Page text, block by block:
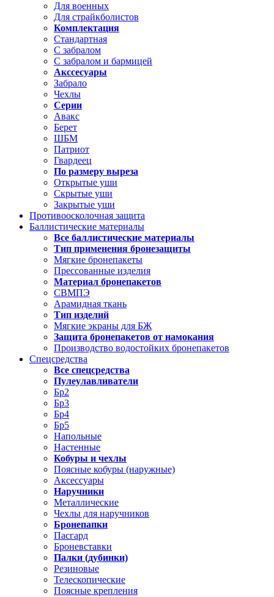
Для военных
Для страйкболистов
Комплектация
Стандартная
С забралом
С забралом и бармицей
Акссесуары
Забрало
Чехлы
Серии
Авакс
Берет
ШБМ
Патриот
Гвардеец
По размеру выреза
Открытые уши
Скрытые уши
Закрытые уши
Противоосколочная защита
Баллистические материалы
Все баллистические материалы
Тип применения бронезащиты
Мягкие бронепакеты
Прессованные изделия
Материал бронепакетов
СВМПЭ
Арамидная ткань
Тип изделий
Мягкие экраны для БЖ
Защита бронепакетов от намокания
Производство водостойких бронепакетов
Спецсредства
Все спецсредства
Пулеулавливатели
Бр2
Бр3
Бр4
Бр5
Напольные
Настенные
Кобуры и чехлы
Поясные кобуры (наружные)
Аксессуары
Наручники
Металлические
Чехлы для наручников
Бронепапки
Пасгард
Броневставки
Палки (дубинки)
Резиновые
Телескопические
Поясные крепления